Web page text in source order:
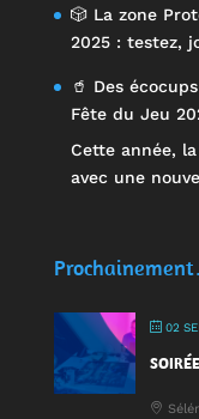
🎲 La zone
2025 : testez,
🥤 Des
Fête du Jeu
Cette année,
avec une
02